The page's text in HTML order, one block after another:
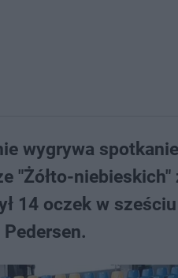
wygrywa
"Żółto-
14 oczek w